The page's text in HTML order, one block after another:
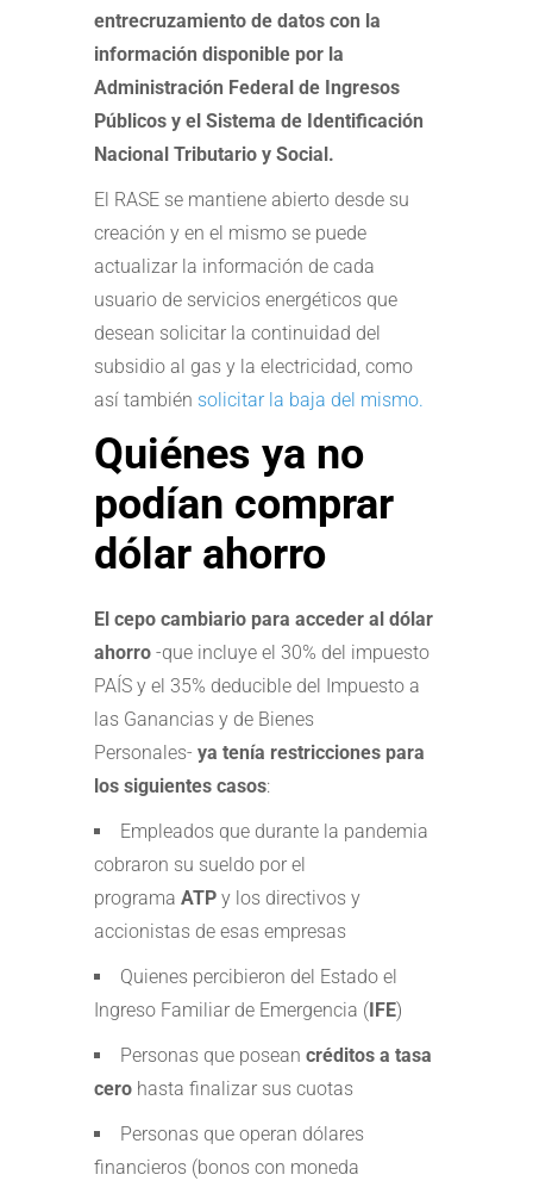
entrecruzamiento de datos con la
información disponible por la
Administración Federal de Ingresos
Públicos y el Sistema de Identificación
Nacional Tributario y Social.
El RASE se mantiene abierto desde su
creación y en el mismo se puede
actualizar la información de cada
usuario de servicios energéticos que
desean solicitar la continuidad del
subsidio al gas y la electricidad, como
así también solicitar la baja del mismo.
Quiénes ya no
podían comprar
dólar ahorro
El cepo cambiario para acceder al dólar
ahorro -que incluye el 30% del impuesto
PAÍS y el 35% deducible del Impuesto a
las Ganancias y de Bienes
Personales- ya tenía restricciones para
los siguientes casos:
Empleados que durante la pandemia
cobraron su sueldo por el
programa ATP y los directivos y
accionistas de esas empresas
Quienes percibieron del Estado el
Ingreso Familiar de Emergencia (IFE)
Personas que posean créditos a tasa
cero hasta finalizar sus cuotas
Personas que operan dólares
financieros (bonos con moneda